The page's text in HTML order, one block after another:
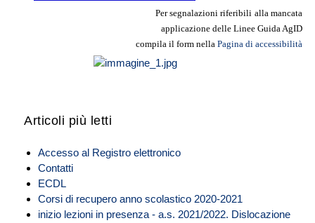
Per segnalazioni riferibili alla mancata
applicazione delle Linee Guida AgID
compila il form nella Pagina di accessibilità
Articoli più letti
Accesso al Registro elettronico
Contatti
ECDL
Corsi di recupero anno scolastico 2020-2021
inizio lezioni in presenza - a.s. 2021/2022. Dislocazione